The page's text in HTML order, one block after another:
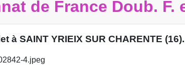
de France Doub. F.
à SAINT YRIEIX SUR CHARENTE